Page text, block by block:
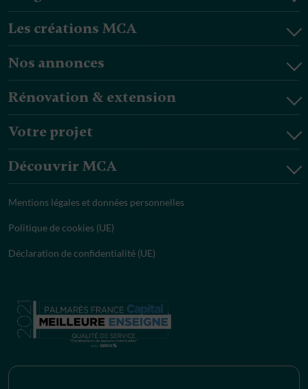
Les créations MCA
Nos annonces
Rénovation & extension
Votre projet
Découvrir MCA
Mentions légales et données personnelles
Politique de cookies (UE)
Déclaration de confidentialité (UE)